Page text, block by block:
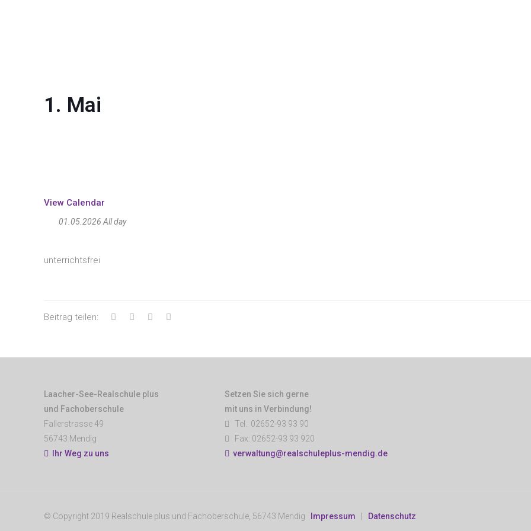
1. Mai
View Calendar
01.05.2026 All day
unterrichtsfrei
Beitrag teilen:
Laacher-See-Realschule plus
und Fachoberschule
Fallerstrasse 49
56743 Mendig
Ihr Weg zu uns
Setzen Sie sich gerne
mit uns in Verbindung!
Tel.: 02652-93 93 90
Fax: 02652-93 93 920
verwaltung@realschuleplus-mendig.de
© Copyright 2019 Realschule plus und Fachoberschule, 56743 Mendig Impressum Datenschutz